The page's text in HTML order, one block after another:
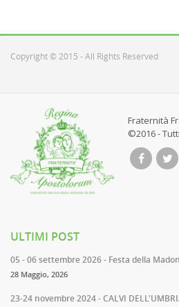
Copyright © 2015 - All Rights Reserved
Fraternità
©2016 -
ULTIMI POST
05 - 06 settembre 2026 - Festa della
28 Maggio, 2026
23-24 novembre 2024 - CALVI